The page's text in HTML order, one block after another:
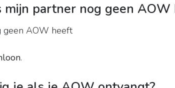
partner nog geen AOW
geen AOW heeft
.